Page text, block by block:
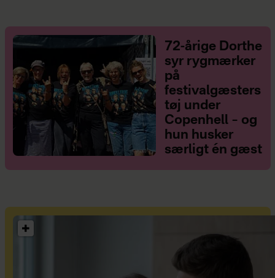
72-årige Dorthe
syr rygmærker
på
festivalgæsters
tøj under
Copenhell – og
hun husker
særligt én gæst